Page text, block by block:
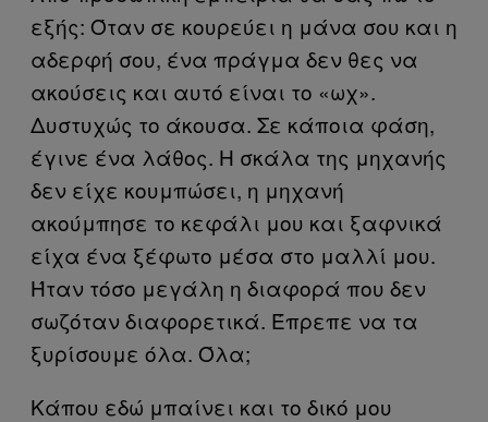
εξής: Όταν σε κουρεύει η μάνα σου και η
αδερφή σου, ένα πράγμα δεν θες να
ακούσεις και αυτό είναι το «ωχ».
Δυστυχώς το άκουσα. Σε κάποια φάση,
έγινε ένα λάθος. Η σκάλα της μηχανής
δεν είχε κουμπώσει, η μηχανή
ακούμπησε το κεφάλι μου και ξαφνικά
είχα ένα ξέφωτο μέσα στο μαλλί μου.
Ήταν τόσο μεγάλη η διαφορά που δεν
σωζόταν διαφορετικά. Έπρεπε να τα
ξυρίσουμε όλα. Όλα;
Κάπου εδώ μπαίνει και το δικό μου